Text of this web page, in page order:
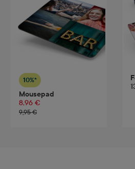
10%*
Mousepad
8,96 €
9,95 €